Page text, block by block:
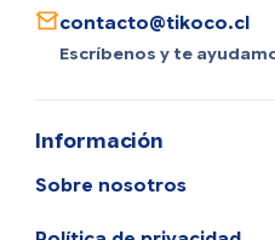
contacto@tikoco.cl
Escríbenos y te
Información
Sobre nosotros